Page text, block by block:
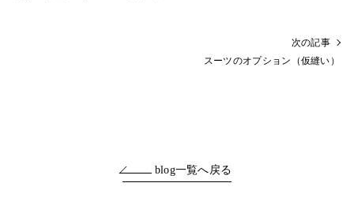
次の記事
スーツのオプション（仮縫い）
blog一覧へ戻る